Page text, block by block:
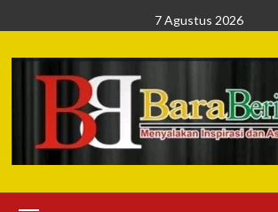
to
content
7 Agustus 2026